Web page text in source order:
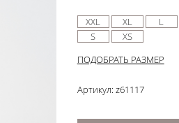
XXL XL L
S
XS
ПОДОБРАТЬ РАЗМЕР
Артикул: z61117